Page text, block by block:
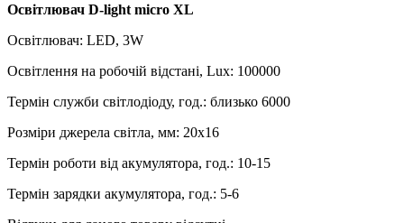
Освітлювач D-light micro XL
Освітлювач: LED, 3W
Освітлення на робочій відстані, Lux: 100000
Термін служби світлодіоду, год.: близько 6000
Розміри джерела світла, мм: 20х16
Термін роботи від акумулятора, год.: 10-15
Термін зарядки акумулятора, год.: 5-6